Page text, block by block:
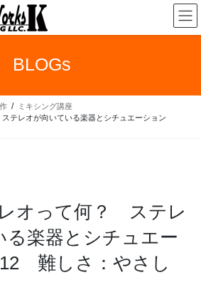
BLOGs
ミキシング講座
テレオが向いている楽器とシチュエーション
オって何？ ステレ
る楽器とシチュエー
難しさ：やさし